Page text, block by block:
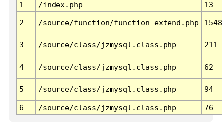
1
/index.php 13
2 /source/function/function_extend.php 1548
3 /source/class/jzmysql.class.php 211
4 /source/class/jzmysql.class.php 62
5 /source/class/jzmysql.class.php 94
6 /source/class/jzmysql.class.php 76